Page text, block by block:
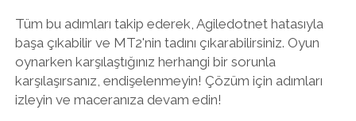
Tüm bu adımları takip ederek, Agiledotnet hatasıyla
başa çıkabilir ve MT2'nin tadını çıkarabilirsiniz. Oyun
oynarken karşılaştığınız herhangi bir sorunla
karşılaşırsanız, endişelenmeyin! Çözüm için adımları
izleyin ve maceranıza devam edin!